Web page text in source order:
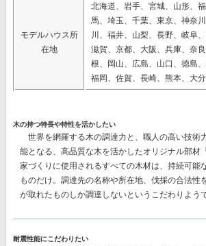
モデルハウス所
在地
北海道、岩手、宮城、山形、
馬、埼玉、千葉、東京、神奈
川、福井、山梨、長野、岐阜
滋賀、京都、大阪、兵庫、奈
根、岡山、広島、山口、徳島
福岡、佐賀、長崎、熊本、大
木の持つ特長や特性を活かしたい
世界を網羅する木の調達力と、職人の高い技術
能となる、高品質な木を活かしたオリジナル部材
家づくりに使用されるすべての木材は、持続可能
ものだけ。調達先の名称や所在地、伐採の合法性
が取れたものしか調達しないというこだわりようで
耐震性能にこだわりたい